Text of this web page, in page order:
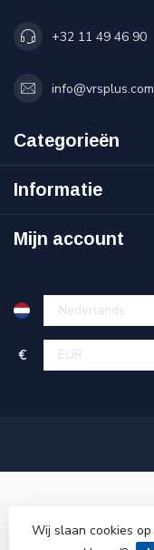
+32 11 49 46 90
info@vrsplus.com
Categorieën
Informatie
Mijn account
€
Wij slaan cookies